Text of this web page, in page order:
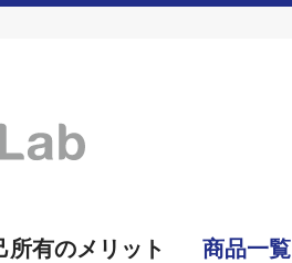
所有のメリット 商品一覧